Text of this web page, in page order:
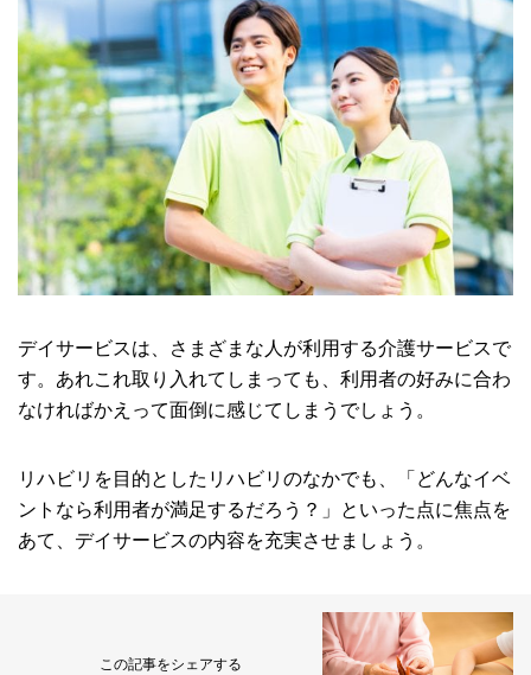
デイサービスは、さまざまな人が利用する介護サービスで
す。あれこれ取り入れてしまっても、利用者の好みに合わ
なければかえって面倒に感じてしまうでしょう。
リハビリを目的としたリハビリのなかでも、「どんなイベ
ントなら利用者が満足するだろう？」といった点に焦点を
あて、デイサービスの内容を充実させましょう。
この記事をシェアする